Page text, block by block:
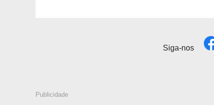
Siga-nos
Publicidade